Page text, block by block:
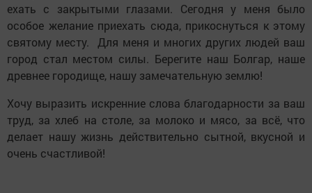
ехать с закрытыми глазами. Сегодня у меня было
особое желание приехать сюда, прикоснуться к этому
святому месту. Для меня и многих других людей ваш
город стал местом силы. Берегите наш Болгар, наше
древнее городище, нашу замечательную землю!
Хочу выразить искренние слова благодарности за ваш
труд, за хлеб на столе, за молоко и мясо, за всё, что
делает нашу жизнь действительно сытной, вкусной и
очень счастливой!